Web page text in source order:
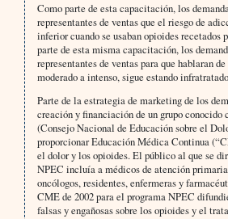
Como parte de esta capacitación, los
representantes de ventas que el riesgo de
inferior cuando se usaban opioides recetados
parte de esta misma capacitación, los
representantes de ventas para que hablaran
moderado a intenso, sigue estando
Parte de la estrategia de marketing de los
creación y financiación de un grupo conocido
(Consejo Nacional de Educación sobre el
proporcionar Educación Médica Continua
el dolor y los opioides. El público al que se
NPEC incluía a médicos de atención
oncólogos, residentes, enfermeras y
CME de 2002 para el programa NPEC
falsas y engañosas sobre los opioides y el